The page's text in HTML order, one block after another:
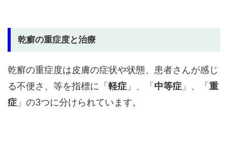
乾癬の重症度と治療
乾癬の重症度は皮膚の症状や状態、患者さんが感じ
る不便さ、等を指標に「 軽症 」、「 中等症 」、「 重
症 」の3つに分けられています。